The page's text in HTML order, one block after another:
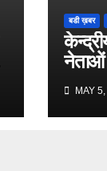
बडी ख़बर
नेताओं
MAY